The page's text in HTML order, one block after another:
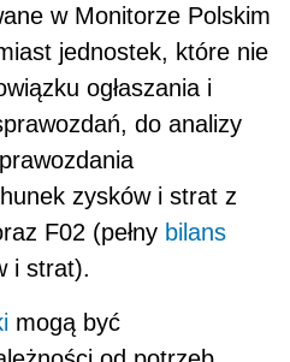
w Monitorze Polskim
jednostek, które nie
ogłaszania i
do analizy
zysków i strat z
F02 (pełny bilans
i strat).
mogą być